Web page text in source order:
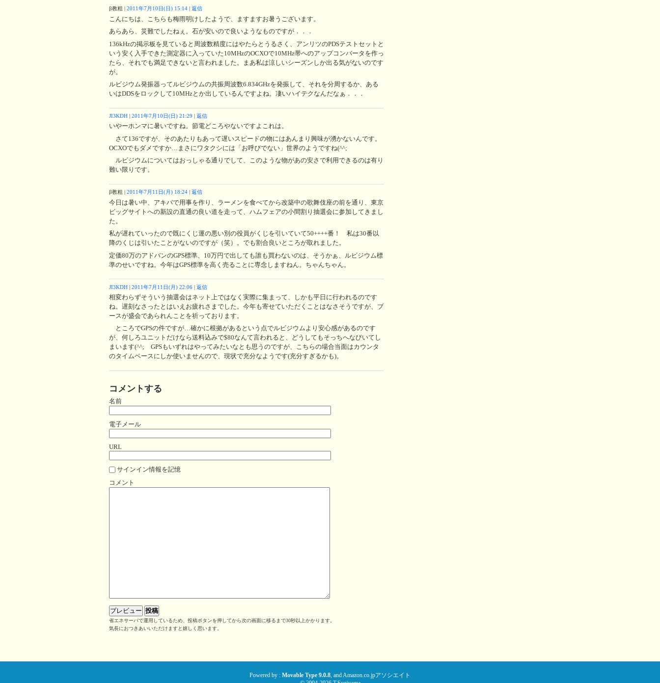
β教粗 2011年7月10日(日) 15:14 返信
こんにちは、こちらも梅雨明けしたようで、ますますお暑うございます。
あらあら、災難でしたねぇ。石が安いので良いようなものですが．．．
136kHzの掲示板を見ていると周波数精度にはやたらとうるさく、アンリツのPDSテストセットと
いう安く入手できた測定器に入っていた10MHzのOCXOで10MHz帯へのアップコンバータを作っ
たら、それでも満足できないと言われました。まあ私は涼しいシーズンしか出る気がないのです
が。
ルビジウム発振器ってルビジウムの共振周波数6.834GHzを発振して、それを分周するか、ある
いはDDSをロックして10MHzとか出しているんですよね。凄いハイテクなんだなぁ．．．
JI3KDH | 2011年7月10日(日) 21:29 | 返信
いやーホンマに暑いですね。節電どころやないですよこれは。
さて136ですが、そのあたりもあって遅いスピードの物にはあんまり興味が湧かないんです。
OCXOでもダメですか…まさにワタクシには「お呼びでない」世界のようですね(^^;
ルビジウムについてはおっしゃる通りでして、このような物があの安さで利用できるのは有り
難い限りです。
β教粗 2011年7月11日(月) 18:24 返信
今日は暑い中、アキバで用事を作り、ラーメンを食べてから改築中の歌舞伎座の前を通り、東京
ビッグサイトへの新設の直通の良い道を走って、ハムフェアの小間割り抽選会に参加してきまし
た。
私が遅れていったので既にくじ運の悪い別の役員がくじを引いていて50++++番！ 私は30番以
降のくじは引いたことがないのですが（笑）。でも割合良いところが取れました。
定価80万のアドバンのGPS標準、10万円で出しても誰も買わないのは、そうかぁ、ルビジウム標
準のせいですね。今年はGPS標準を高く売ることに専念しますねん。ちゃんちゃん。
JI3KDH | 2011年7月11日(月) 22:06 | 返信
相変わらずそういう抽選会はネット上ではなく実際に集まって、しかも平日に行われるのです
ね。遅刻なさったとはいえお疲れさまでした。今年も寄せていただくことはなさそうですが、ブ
ースが盛会であられんことを祈っております。
ところでGPSの件ですが…確かに根拠があるという点でルビジウムより安心感があるのです
が、何しろユニットだけなら送料込みで$80なんて言われると、どうしてもそっちへなびいてし
まいます(^^; GPSもいずれはやってみたいなとも思うのですが、こちらの場合当面はカウンタ
のタイムベースにしか使いませんので、現状で充分なようです(充分すぎるかも)。
コメントする
名前
電子メール
URL
サインイン情報を記憶
コメント
省エネサーバで運用しているため、投稿ボタンを押してから次の画面に移るまで30秒以上かかります。
気長におつきあいいただけますと嬉しく思います。
Powered by : Movable Type 9.0.8 , and Amazon.co.jpアソシエイト